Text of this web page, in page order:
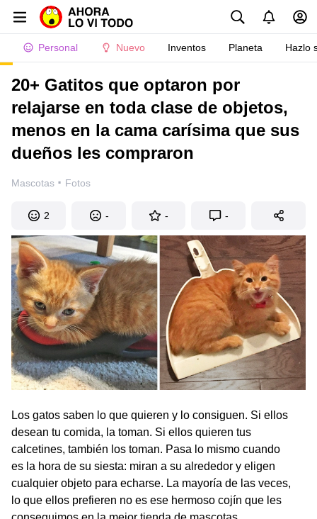
Personal Nuevo Inventos Planeta Hazlo
20+ Gatitos que optaron por
relajarse en toda clase de objetos,
menos en la cama carísima que sus
dueños les compraron
Mascotas · Fotos
2 - - -
Los gatos saben lo que quieren y lo consiguen. Si ellos
desean tu comida, la toman. Si ellos quieren tus
calcetines, también los toman. Pasa lo mismo cuando
es la hora de su siesta: miran a su alrededor y eligen
cualquier objeto para echarse. La mayoría de las veces,
lo que ellos prefieren no es ese hermoso cojín que les